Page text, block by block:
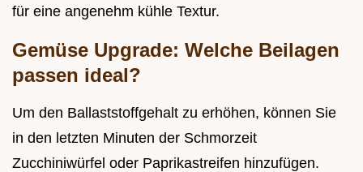
für eine angenehm kühle Textur.
Gemüse Upgrade: Welche Beilagen
passen ideal?
Um den Ballaststoffgehalt zu erhöhen, können Sie
in den letzten Minuten der Schmorzeit
Zucchiniwürfel oder Paprikastreifen hinzufügen.